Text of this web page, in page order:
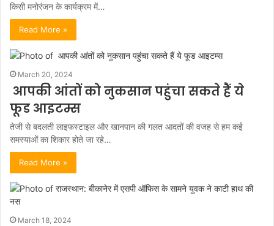
किसी मनोरंजन के कार्यक्रम में…
Read More »
March 20, 2024
आपकी आंतों को नुकसान पहुंचा सकते हैं ये
फूड आइटम्स
तेजी से बदलती लाइफस्टाइल और खानपान की गलत आदतों की वजह से हम कई
समस्याओं का शिकार होते जा रहे…
Read More »
March 18, 2024